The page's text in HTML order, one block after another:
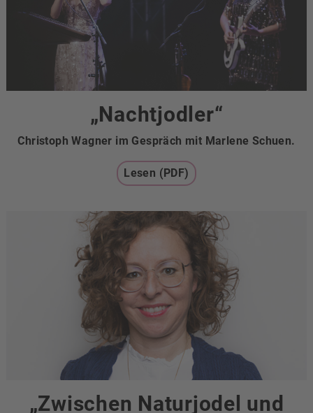
„Nachtjodler“
Christoph Wagner im Gespräch mit Marlene Schuen.
Lesen (PDF)
„Zwischen Naturjodel und